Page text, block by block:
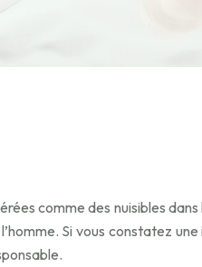
comme des nuisibles
Si vous constatez